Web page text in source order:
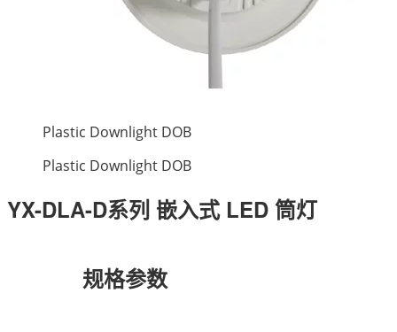
Plastic Downlight DOB
Plastic Downlight DOB
YX-DLA-D系列 嵌入式 LED 筒灯
规格参数